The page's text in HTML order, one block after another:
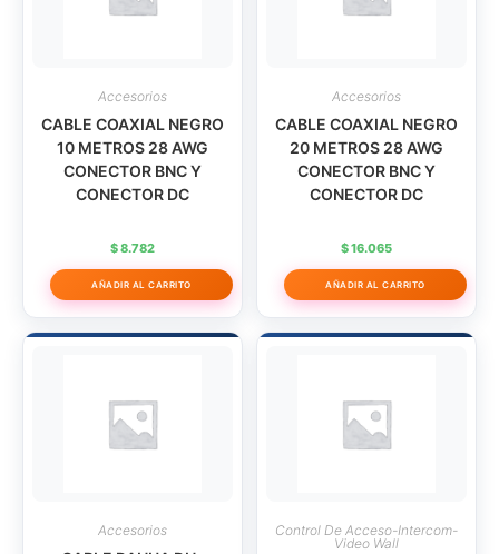
Accesorios
CABLE COAXIAL NEGRO
10 METROS 28 AWG
CONECTOR BNC Y
CONECTOR DC
$8.782
AÑADIR AL CARRITO
Accesorios
CABLE COAXIAL NEGRO
20 METROS 28 AWG
CONECTOR BNC Y
CONECTOR DC
$16.065
AÑADIR AL CARRITO
Accesorios
Control De Acceso-Intercom-
Video Wall